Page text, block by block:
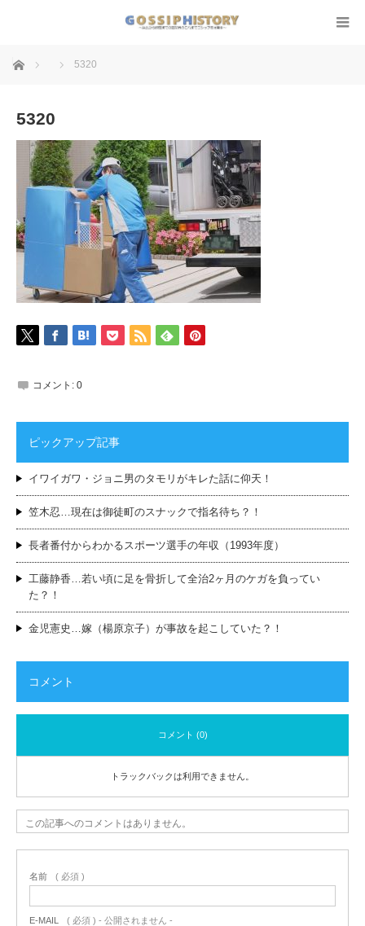
ホーム 5320
5320
コメント: 0
ピックアップ記事
イワイガワ・ジョニ男のタモリがキレた話に仰天！
笠木忍…現在は御徒町のスナックで指名待ち？！
長者番付からわかるスポーツ選手の年収（1993年度）
工藤静香…若い頃に足を骨折して全治2ヶ月のケガを負ってい
た？！
金児憲史…嫁（楊原京子）が事故を起こしていた？！
コメント
コメント (0)
トラックバックは利用できません。
この記事へのコメントはありません。
名前 ( 必須 )
E-MAIL ( 必須 ) - 公開されません -